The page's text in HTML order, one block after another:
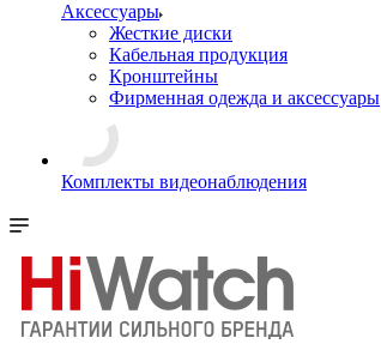
Аксессуары
Жесткие диски
Кабельная продукция
Кронштейны
Фирменная одежда и аксессуары
Комплекты видеонаблюдения